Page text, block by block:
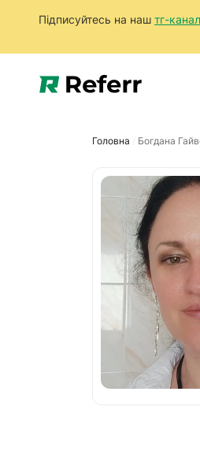
Підписуйтесь на наш тг-канал
Головна Богдана